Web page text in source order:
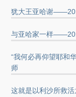
犹大王亚哈谢
与亚哈家一样
“我何必再仰望耶和
师
这就是以利沙所救